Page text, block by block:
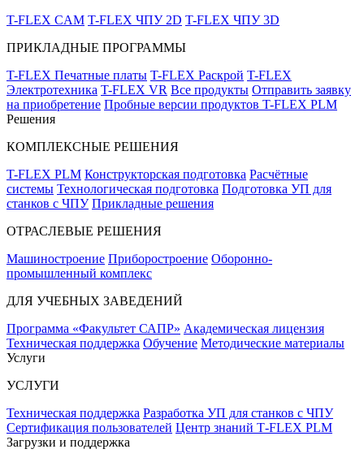
T-FLEX CAM T-FLEX ЧПУ 2D T-FLEX ЧПУ 3D
ПРИКЛАДНЫЕ ПРОГРАММЫ
T-FLEX Печатные платы T-FLEX Раскрой T-FLEX
Электротехника T-FLEX VR Все продукты Отправить заявку
на приобретение Пробные версии продуктов T-FLEX PLM
Решения
КОМПЛЕКСНЫЕ РЕШЕНИЯ
T-FLEX PLM Конструкторская подготовка Расчётные
системы Технологическая подготовка Подготовка УП для
станков с ЧПУ Прикладные решения
ОТРАСЛЕВЫЕ РЕШЕНИЯ
Машиностроение Приборостроение Оборонно-
промышленный комплекс
ДЛЯ УЧЕБНЫХ ЗАВЕДЕНИЙ
Программа «Факультет САПР» Академическая лицензия
Техническая поддержка Обучение Методические материалы
Услуги
УСЛУГИ
Техническая поддержка Разработка УП для станков с ЧПУ
Сертификация пользователей Центр знаний T‑FLEX PLM
Загрузки и поддержка